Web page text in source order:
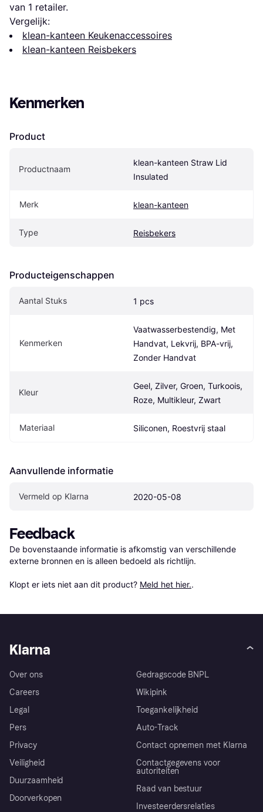
van 1 retailer.
Vergelijk:
klean-kanteen Keukenaccessoires
klean-kanteen Reisbekers
Kenmerken
Product
Productnaam
klean-kanteen Straw Lid
Insulated
Merk klean-kanteen
Type Reisbekers
Producteigenschappen
Aantal Stuks 1 pcs
Kenmerken
Vaatwasserbestendig, Met
Handvat, Lekvrij, BPA-vrij,
Zonder Handvat
Kleur
Geel, Zilver, Groen, Turkoois,
Roze, Multikleur, Zwart
Materiaal Siliconen, Roestvrij staal
Aanvullende informatie
Vermeld op Klarna 2020-05-08
Feedback
De bovenstaande informatie is afkomstig van verschillende
externe bronnen en is alleen bedoeld als richtlijn.
Klopt er iets niet aan dit product? Meld het hier..
Klarna
Over ons
Careers
Legal
Pers
Privacy
Veiligheid
Duurzaamheid
Doorverkopen
Gedragscode BNPL
Wikipink
Toegankelijkheid
Auto-Track
Contact opnemen met Klarna
Contactgegevens voor
autoriteiten
Raad van bestuur
Investeerdersrelaties